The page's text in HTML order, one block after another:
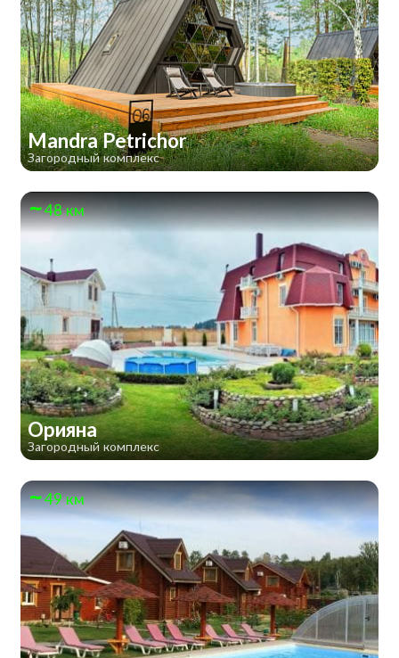
Mandra Petrichor
Загородный комплекс
48 км
Орияна
Загородный комплекс
49 км